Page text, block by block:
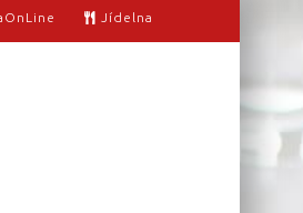
Jídelna